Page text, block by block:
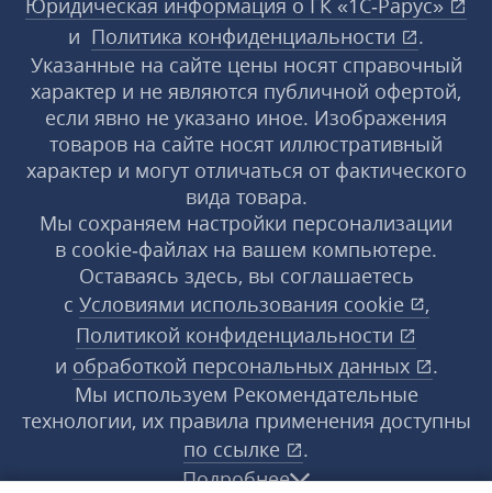
Юридическая информация о ГК «1С‑Рарус»
и Политика конфиденциальности
.
Указанные на сайте цены носят справочный
характер и не являются публичной офертой,
если явно не указано иное. Изображения
товаров на сайте носят иллюстративный
характер и могут отличаться от фактического
вида товара.
Мы сохраняем настройки персонализации
в cookie‑файлах на вашем компьютере.
Оставаясь здесь, вы соглашаетесь
с Условиями использования cookie
,
Политикой конфиденциальности
и обработкой персональных данных
.
Мы используем Рекомендательные
технологии, их правила применения доступны
по ссылке
.
Подробнее